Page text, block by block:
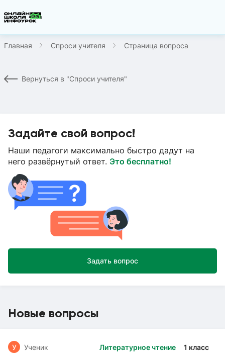
Главная Спроси учителя Страница вопроса
Вернуться в "Спроси учителя"
Задайте свой вопрос!
Наши педагоги максимально быстро дадут на
него развёрнутый ответ. Это бесплатно!
Задать вопрос
Новые вопросы
Литературное чтение 1 класс
У Ученик